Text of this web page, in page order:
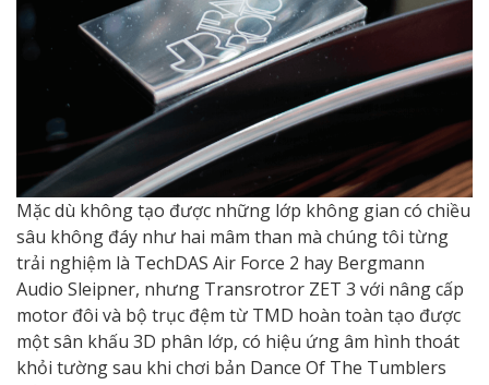
Mặc dù không tạo được những lớp không gian có chiều
sâu không đáy như hai mâm than mà chúng tôi từng
trải nghiệm là TechDAS Air Force 2 hay Bergmann
Audio Sleipner, nhưng Transrotror ZET 3 với nâng cấp
motor đôi và bộ trục đệm từ TMD hoàn toàn tạo được
một sân khấu 3D phân lớp, có hiệu ứng âm hình thoát
khỏi tường sau khi chơi bản Dance Of The Tumblers